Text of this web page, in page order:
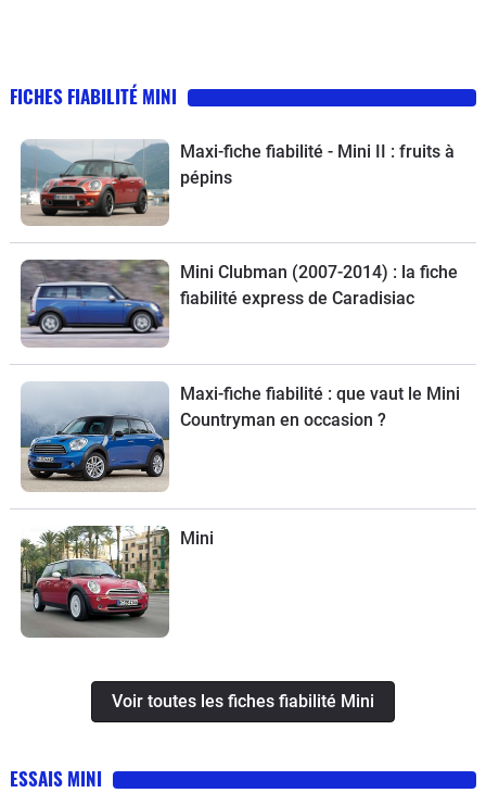
FICHES FIABILITÉ MINI
Maxi-fiche fiabilité - Mini II : fruits à
pépins
Mini Clubman (2007-2014) : la fiche
fiabilité express de Caradisiac
Maxi-fiche fiabilité : que vaut le Mini
Countryman en occasion ?
Mini
Voir toutes les fiches fiabilité Mini
ESSAIS MINI